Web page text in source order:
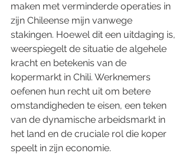
maken met verminderde operaties in
zijn Chileense mijn vanwege
stakingen. Hoewel dit een uitdaging is,
weerspiegelt de situatie de algehele
kracht en betekenis van de
kopermarkt in Chili. Werknemers
oefenen hun recht uit om betere
omstandigheden te eisen, een teken
van de dynamische arbeidsmarkt in
het land en de cruciale rol die koper
speelt in zijn economie.